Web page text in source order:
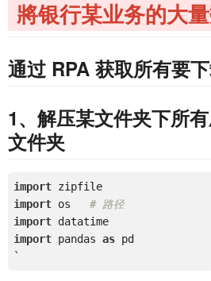
將银行某业务的大
通过 RPA 获取所有要
1、解压某文件夹下所
文件夹
import
import os # 路径
import
import pandas as pd